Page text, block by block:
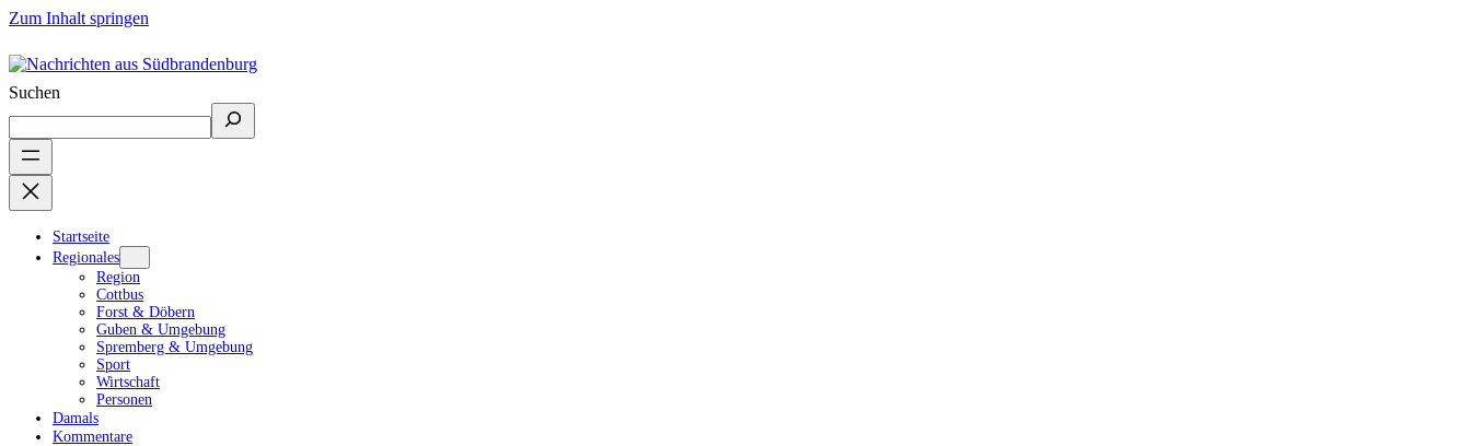
Zum Inhalt springen
Suchen
Startseite
Regionales
Region
Cottbus
Forst & Döbern
Guben & Umgebung
Spremberg & Umgebung
Sport
Wirtschaft
Personen
Damals
Kommentare